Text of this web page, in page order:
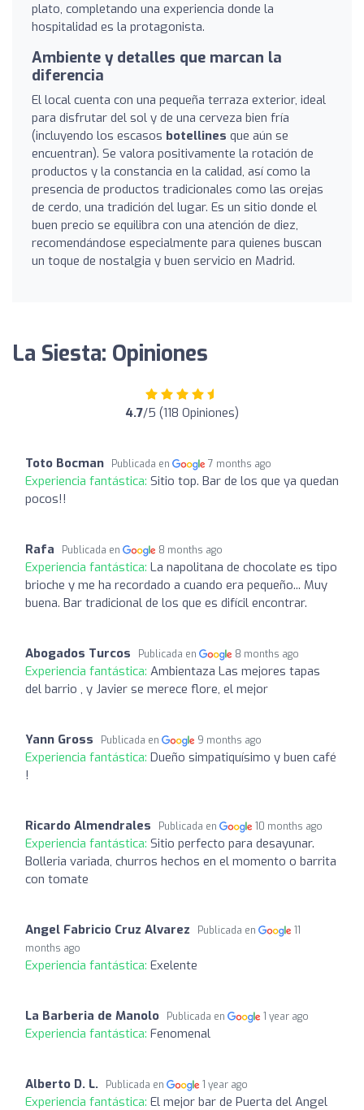
plato, completando una experiencia donde la
hospitalidad es la protagonista.
Ambiente y detalles que marcan la
diferencia
El local cuenta con una pequeña terraza exterior, ideal
para disfrutar del sol y de una cerveza bien fría
(incluyendo los escasos botellines que aún se
encuentran). Se valora positivamente la rotación de
productos y la constancia en la calidad, así como la
presencia de productos tradicionales como las orejas
de cerdo, una tradición del lugar. Es un sitio donde el
buen precio se equilibra con una atención de diez,
recomendándose especialmente para quienes buscan
un toque de nostalgia y buen servicio en Madrid.
La Siesta: Opiniones
4.7/5 (118 Opiniones)
Toto Bocman Publicada en 7 months ago
Experiencia fantástica: Sitio top. Bar de los que ya quedan
pocos!!
Rafa Publicada en 8 months ago
Experiencia fantástica: La napolitana de chocolate es tipo
brioche y me ha recordado a cuando era pequeño... Muy
buena. Bar tradicional de los que es difícil encontrar.
Abogados Turcos Publicada en 8 months ago
Experiencia fantástica: Ambientaza Las mejores tapas
del barrio , y Javier se merece flore, el mejor
Yann Gross Publicada en 9 months ago
Experiencia fantástica: Dueño simpatiquísimo y buen café
!
Ricardo Almendrales Publicada en 10 months ago
Experiencia fantástica: Sitio perfecto para desayunar.
Bolleria variada, churros hechos en el momento o barrita
con tomate
Angel Fabricio Cruz Alvarez Publicada en
11
months ago
Experiencia fantástica: Exelente
La Barberia de Manolo Publicada en 1 year ago
Experiencia fantástica: Fenomenal
Alberto D. L. Publicada en 1 year ago
Experiencia fantástica: El mejor bar de Puerta del Angel